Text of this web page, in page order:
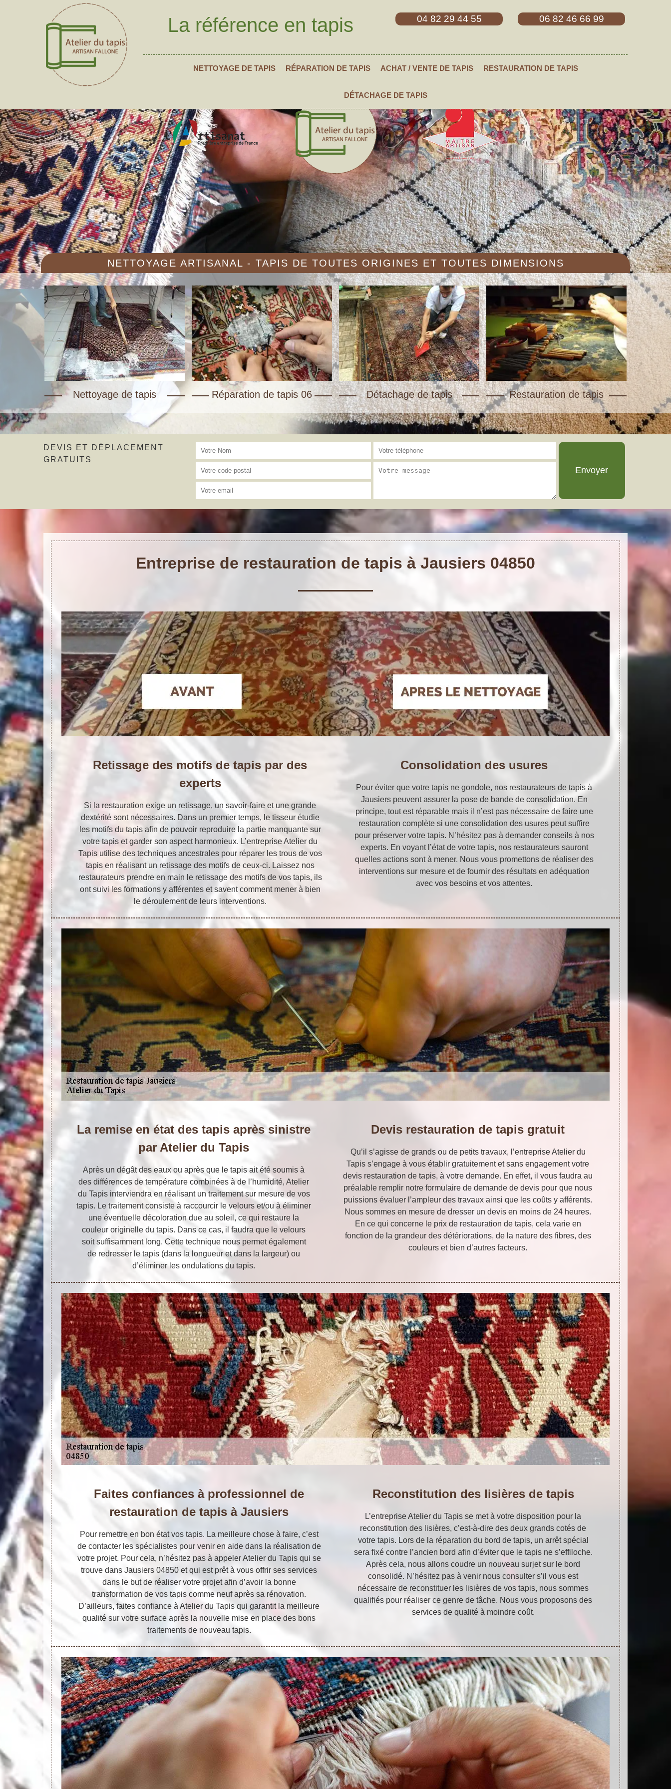
La référence en tapis 04 82 29 44 55 06 82 46 66 99
NETTOYAGE DE TAPIS RÉPARATION DE TAPIS ACHAT / VENTE DE TAPIS RESTAURATION DE TAPIS
DÉTACHAGE DE TAPIS
NETTOYAGE ARTISANAL - TAPIS DE TOUTES ORIGINES ET TOUTES DIMENSIONS
Nettoyage de tapis Réparation de tapis 06 Détachage de tapis Restauration de tapis
DEVIS ET DÉPLACEMENT
GRATUITS
Entreprise de restauration de tapis à Jausiers 04850
Retissage des motifs de tapis par des
experts
Si la restauration exige un retissage, un savoir-faire et une grande
dextérité sont nécessaires. Dans un premier temps, le tisseur étudie
les motifs du tapis afin de pouvoir reproduire la partie manquante sur
votre tapis et garder son aspect harmonieux. L’entreprise Atelier du
Tapis utilise des techniques ancestrales pour réparer les trous de vos
tapis en réalisant un retissage des motifs de ceux-ci. Laissez nos
restaurateurs prendre en main le retissage des motifs de vos tapis, ils
ont suivi les formations y afférentes et savent comment mener à bien
le déroulement de leurs interventions.
Consolidation des usures
Pour éviter que votre tapis ne gondole, nos restaurateurs de tapis à
Jausiers peuvent assurer la pose de bande de consolidation. En
principe, tout est réparable mais il n’est pas nécessaire de faire une
restauration complète si une consolidation des usures peut suffire
pour préserver votre tapis. N’hésitez pas à demander conseils à nos
experts. En voyant l’état de votre tapis, nos restaurateurs sauront
quelles actions sont à mener. Nous vous promettons de réaliser des
interventions sur mesure et de fournir des résultats en adéquation
avec vos besoins et vos attentes.
La remise en état des tapis après sinistre
par Atelier du Tapis
Après un dégât des eaux ou après que le tapis ait été soumis à
des différences de température combinées à de l’humidité, Atelier
du Tapis interviendra en réalisant un traitement sur mesure de vos
tapis. Le traitement consiste à raccourcir le velours et/ou à éliminer
une éventuelle décoloration due au soleil, ce qui restaure la
couleur originelle du tapis. Dans ce cas, il faudra que le velours
soit suffisamment long. Cette technique nous permet également
de redresser le tapis (dans la longueur et dans la largeur) ou
d’éliminer les ondulations du tapis.
Devis restauration de tapis gratuit
Qu’il s’agisse de grands ou de petits travaux, l’entreprise Atelier du
Tapis s’engage à vous établir gratuitement et sans engagement votre
devis restauration de tapis, à votre demande. En effet, il vous faudra au
préalable remplir notre formulaire de demande de devis pour que nous
puissions évaluer l’ampleur des travaux ainsi que les coûts y afférents.
Nous sommes en mesure de dresser un devis en moins de 24 heures.
En ce qui concerne le prix de restauration de tapis, cela varie en
fonction de la grandeur des détériorations, de la nature des fibres, des
couleurs et bien d’autres facteurs.
Faites confiances à professionnel de
restauration de tapis à Jausiers
Pour remettre en bon état vos tapis. La meilleure chose à faire, c’est
de contacter les spécialistes pour venir en aide dans la réalisation de
votre projet. Pour cela, n’hésitez pas à appeler Atelier du Tapis qui se
trouve dans Jausiers 04850 et qui est prêt à vous offrir ses services
dans le but de réaliser votre projet afin d’avoir la bonne
transformation de vos tapis comme neuf après sa rénovation.
D’ailleurs, faites confiance à Atelier du Tapis qui garantit la meilleure
qualité sur votre surface après la nouvelle mise en place des bons
traitements de nouveau tapis.
Reconstitution des lisières de tapis
L’entreprise Atelier du Tapis se met à votre disposition pour la
reconstitution des lisières, c’est-à-dire des deux grands cotés de
votre tapis. Lors de la réparation du bord de tapis, un arrêt spécial
sera fixé contre l’ancien bord afin d’éviter que le tapis ne s’effiloche.
Après cela, nous allons coudre un nouveau surjet sur le bord
consolidé. N’hésitez pas à venir nous consulter s’il vous est
nécessaire de reconstituer les lisières de vos tapis, nous sommes
qualifiés pour réaliser ce genre de tâche. Nous vous proposons des
services de qualité à moindre coût.